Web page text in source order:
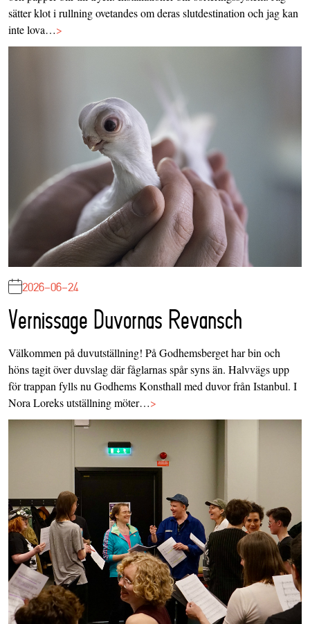
sätter klot i rullning ovetandes om deras slutdestination och jag kan
inte lova…>
2026-06-24
Vernissage Duvornas Revansch
Välkommen på duvutställning! På Godhemsberget har bin och
höns tagit över duvslag där fåglarnas spår syns än. Halvvägs upp
för trappan fylls nu Godhems Konsthall med duvor från Istanbul. I
Nora Loreks utställning möter…>